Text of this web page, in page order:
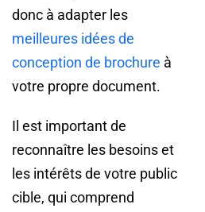
donc à adapter les
meilleures idées de
conception de brochure à
votre propre document.
Il est important de
reconnaître les besoins et
les intérêts de votre public
cible, qui comprend